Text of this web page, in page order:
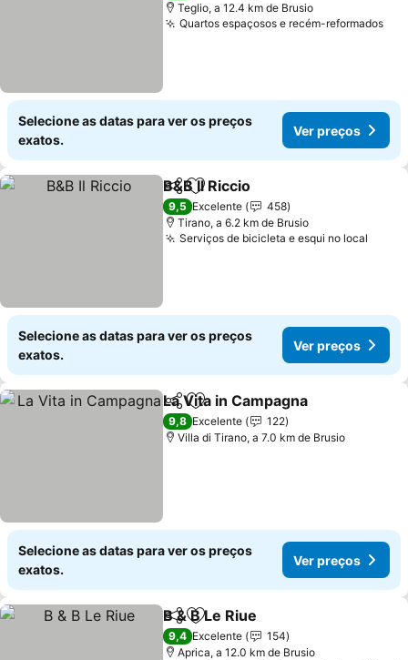
Teglio, a 12.4 km de Brusio
Quartos espaçosos e recém-reformados
Selecione as datas para ver os preços
exatos.
Ver preços
PartilharAdicionar aos favoritos
B&B Il Riccio
9,5 Excelente
458
Tirano, a 6.2 km de Brusio
Serviços de bicicleta e esqui no local
Selecione as datas para ver os preços
exatos.
Ver preços
PartilharAdicionar aos favoritos
La Vita in Campagna
9,8 Excelente
122
Villa di Tirano, a 7.0 km de Brusio
Selecione as datas para ver os preços
exatos.
Ver preços
PartilharAdicionar aos favoritos
B & B Le Riue
9,4 Excelente
154
Aprica, a 12.0 km de Brusio